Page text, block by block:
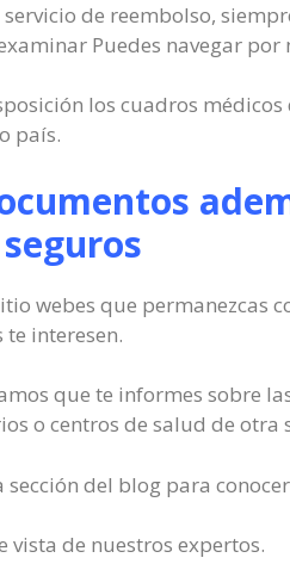
de reembolso,
Puedes navegar por
los cuadros
país.
webes que
te interesen.
que te informes sobre
o centros de salud de otra
del blog para
vista de nuestros expertos.